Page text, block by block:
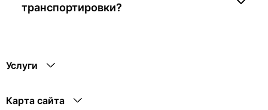
транспортировки?
Услуги
Карта сайта